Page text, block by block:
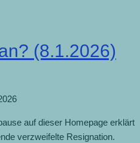
(8.1.2026)
auf dieser Homepage erklärt
verzweifelte Resignation.